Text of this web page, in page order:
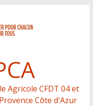
Agricole CFDT 04 et
Côte d'Azur